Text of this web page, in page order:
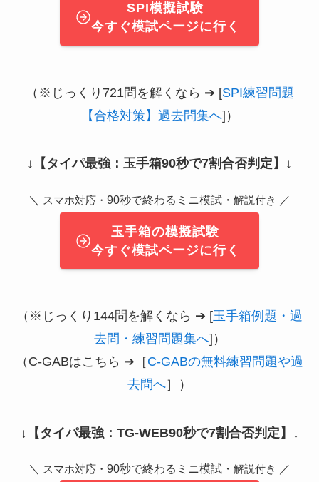
SPI模擬試験
今すぐ模試ページに行く
（※じっくり721問を解くなら ➔ [SPI練習問題
【合格対策】過去問集へ]）
↓ 【タイパ最強：玉手箱90秒で7割合否判定】 ↓
＼ スマホ対応・ 90秒で終わるミニ模試・ 解説付き ／
玉手箱の模擬試験
今すぐ模試ページに行く
（※じっくり144問を解くなら ➔ [玉手箱例題・過
去問・練習問題集へ]）
（C-GABはこちら ➔［C-GABの無料練習問題や過
去問へ］）
↓ 【タイパ最強：TG-WEB90秒で7割合否判定】 ↓
＼ スマホ対応・ 90秒で終わるミニ模試・ 解説付き ／